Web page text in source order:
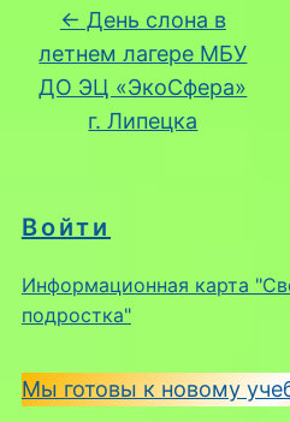
Войти
Информационная карта
подростка"
Мы готовы к новому
← День слона в
летнем лагере МБУ
ДО ЭЦ «ЭкоСфера»
г. Липецка